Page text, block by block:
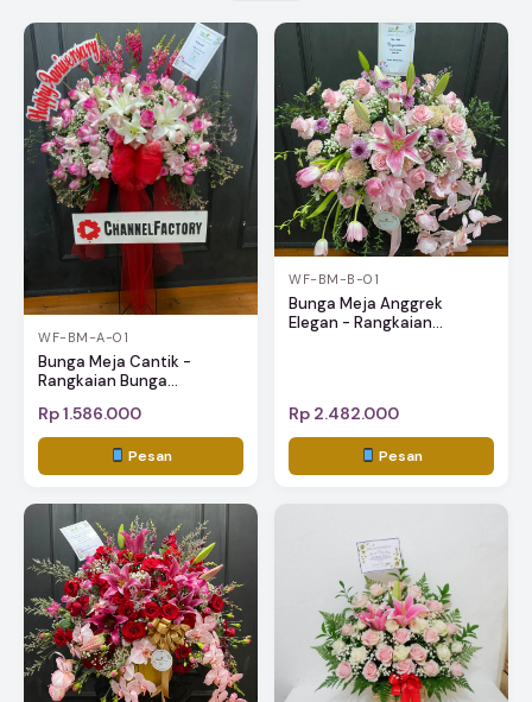
WF-BM-A-01
Bunga Meja Cantik -
Rangkaian Bunga...
Rp 1.586.000
Pesan
WF-BM-B-01
Bunga Meja Anggrek
Elegan - Rangkaian...
Rp 2.482.000
Pesan